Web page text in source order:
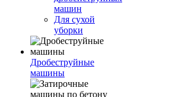
машин
Для сухой
уборки
Дробеструйные
машины